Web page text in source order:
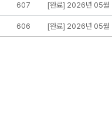
607 [완료] 2026년 05월
606 [완료] 2026년 05월